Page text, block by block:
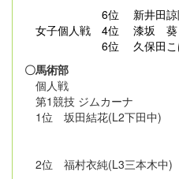
6位 新井田諒
女子個人戦 4位 漆坂 葵
6位 久保田こは
〇馬術部
個人戦
第1競技 ジムカーナ
1位 坂田結花(L2下田中)
2位 福村衣純(L3三本木中)